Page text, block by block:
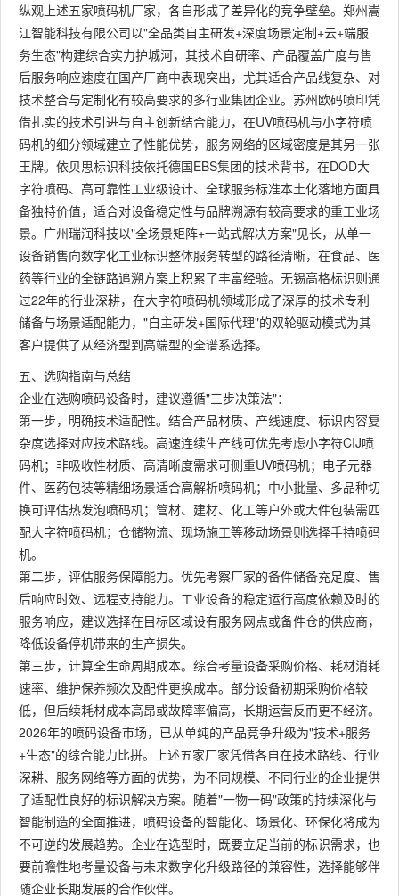
纵观上述五家喷码机厂家，各自形成了差异化的竞争壁垒。郑州嵩
江智能科技有限公司以"全品类自主研发+深度场景定制+云+端服
务生态"构建综合实力护城河，其技术自研率、产品覆盖广度与售
后服务响应速度在国产厂商中表现突出，尤其适合产品线复杂、对
技术整合与定制化有较高要求的多行业集团企业。苏州欧码喷印凭
借扎实的技术引进与自主创新结合能力，在UV喷码机与小字符喷
码机的细分领域建立了性能优势，服务网络的区域密度是其另一张
王牌。依贝思标识科技依托德国EBS集团的技术背书，在DOD大
字符喷码、高可靠性工业级设计、全球服务标准本土化落地方面具
备独特价值，适合对设备稳定性与品牌溯源有较高要求的重工业场
景。广州瑞润科技以"全场景矩阵+一站式解决方案"见长，从单一
设备销售向数字化工业标识整体服务转型的路径清晰，在食品、医
药等行业的全链路追溯方案上积累了丰富经验。无锡高格标识则通
过22年的行业深耕，在大字符喷码机领域形成了深厚的技术专利
储备与场景适配能力，"自主研发+国际代理"的双轮驱动模式为其
客户提供了从经济型到高端型的全谱系选择。
五、选购指南与总结
企业在选购喷码设备时，建议遵循"三步决策法"：
第一步，明确技术适配性。结合产品材质、产线速度、标识内容复
杂度选择对应技术路线。高速连续生产线可优先考虑小字符CIJ喷
码机；非吸收性材质、高清晰度需求可侧重UV喷码机；电子元器
件、医药包装等精细场景适合高解析喷码机；中小批量、多品种切
换可评估热发泡喷码机；管材、建材、化工等户外或大件包装需匹
配大字符喷码机；仓储物流、现场施工等移动场景则选择手持喷码
机。
第二步，评估服务保障能力。优先考察厂家的备件储备充足度、售
后响应时效、远程支持能力。工业设备的稳定运行高度依赖及时的
服务响应，建议选择在目标区域设有服务网点或备件仓的供应商，
降低设备停机带来的生产损失。
第三步，计算全生命周期成本。综合考量设备采购价格、耗材消耗
速率、维护保养频次及配件更换成本。部分设备初期采购价格较
低，但后续耗材成本高昂或故障率偏高，长期运营反而更不经济。
2026年的喷码设备市场，已从单纯的产品竞争升级为"技术+服务
+生态"的综合能力比拼。上述五家厂家凭借各自在技术路线、行业
深耕、服务网络等方面的优势，为不同规模、不同行业的企业提供
了适配性良好的标识解决方案。随着"一物一码"政策的持续深化与
智能制造的全面推进，喷码设备的智能化、场景化、环保化将成为
不可逆的发展趋势。企业在选型时，既要立足当前的标识需求，也
要前瞻性地考量设备与未来数字化升级路径的兼容性，选择能够伴
随企业长期发展的合作伙伴。